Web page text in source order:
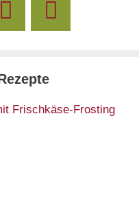
Frischkäse-Frosting